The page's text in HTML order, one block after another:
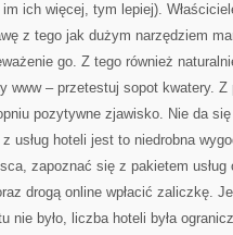
ich więcej, tym lepiej).
z tego jak dużym narzędziem
go. Z tego również
www – przetestuj sopot kwatery.
pozytywne zjawisko. Nie da
usług hoteli jest to niedrobna
zapoznać się z pakietem
drogą online wpłacić zaliczkę.
nie było, liczba hoteli była